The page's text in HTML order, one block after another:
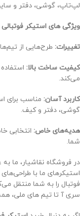
لپ‌تاپ، گوشی، دفتر و
ویژگی های استیکر فوتبالی
تغییرات: طرح‌هایی از
کیفیت ساخت بالا:
می‌کند.
کاربرد آسان: مناسب برای
گوشی، دفتر و کیف.
هدیه‌های خاص: انتخابی
شما.
در فروشگاه نقاشیار، ما
استیکرهای ما با
فوتبال را به شما منتقل
سری آ تا تیم های ملی،